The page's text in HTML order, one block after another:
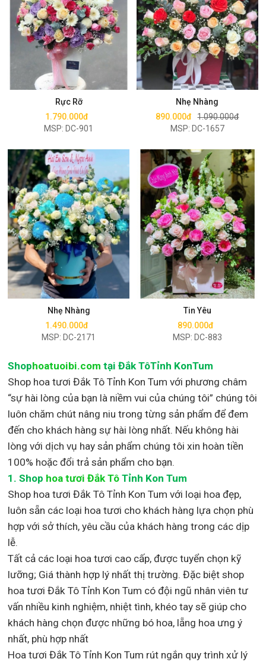
Rực Rỡ
1.790.000đ
MSP: DC-901
Mua ngay
Nhẹ Nhàng
890.000đ 1.090.000đ
MSP: DC-1657
Mua ngay
Nhẹ Nhàng
1.490.000đ
MSP: DC-2171
Mua ngay
Tin Yêu
890.000đ
MSP: DC-883
Mua ngay
Shophoatuoibi.com tại Đắk TôTỉnh KonTum
Shop hoa tươi Đắk Tô Tỉnh Kon Tum với phương châm
“sự hài lòng của bạn là niềm vui của chúng tôi” chúng tôi
luôn chăm chút nâng niu trong từng sản phẩm để đem
đến cho khách hàng sự hài lòng nhất. Nếu không hài
lòng với dịch vụ hay sản phẩm chúng tôi xin hoàn tiền
100% hoặc đổi trả sản phẩm cho bạn.
1.Shop hoa tươi Đắk Tô Tỉnh Kon Tum
Shop hoa tươi Đắk Tô Tỉnh Kon Tum với loại hoa đẹp,
luôn sẵn các loại hoa tươi cho khách hàng lựa chọn phù
hợp với sở thích, yêu cầu của khách hàng trong các dịp
lễ.
Tất cả các loại hoa tươi cao cấp, được tuyển chọn kỹ
lưỡng; Giá thành hợp lý nhất thị trường. Đặc biệt shop
hoa tươi Đắk Tô Tỉnh Kon Tum có đội ngũ nhân viên tư
vấn nhiều kinh nghiệm, nhiệt tình, khéo tay sẽ giúp cho
khách hàng chọn được những bó hoa, lẵng hoa ưng ý
nhất, phù hợp nhất
Hoa tươi Đắk Tô Tỉnh Kon Tum rút ngắn quy trình xử lý